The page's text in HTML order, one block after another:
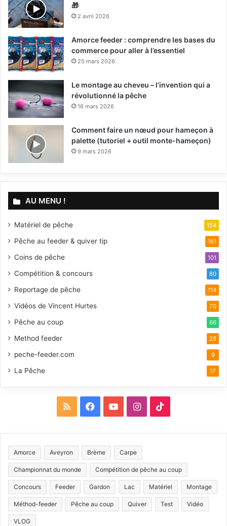
🎁
2 avril 2026
Amorce feeder : comprendre les bases du
commerce pour aller à l’essentiel
25 mars 2026
Le montage au cheveu – l’invention qui a
révolutionné la pêche
16 mars 2026
Comment faire un nœud pour hameçon à
palette (tutoriel + outil monte-hameçon)
9 mars 2026
AU MENU !
Matériel de pêche 154
Pêche au feeder & quiver tip 161
Coins de pêche 101
Compétition & concours 80
Reportage de pêche 114
Vidéos de Vincent Hurtes 70
Pêche au coup 66
Method feeder 28
peche-feeder.com 9
La Pêche 17
S
c
e
b
o
u
T
I
s
t
g
T
o
k
Amorce Aveyron Brème Carpe
Championnat du monde Compétition de pêche au coup
Concours Feeder Gardon Lac Matériel Montage
Méthod-feeder Pêche au coup Quiver Test Vidéo
VLOG